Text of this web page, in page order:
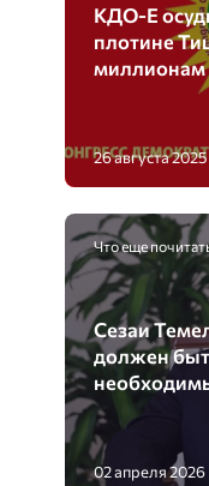
КДО-Е
плотине
26 августа 2025
Что еще
Сезаи
должен
02 апреля 2026